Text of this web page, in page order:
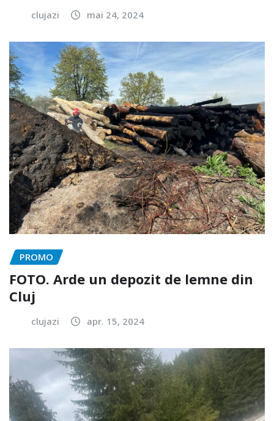
clujazi mai 24, 2024
PROMO
FOTO. Arde un depozit de lemne din
Cluj
clujazi apr. 15, 2024